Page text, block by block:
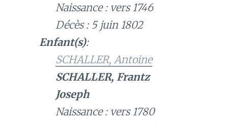
Naissance : vers 1746
Décès : 5 juin 1802
Enfant(s):
SCHALLER, Antoine
SCHALLER, Frantz
Joseph
Naissance : vers 1780